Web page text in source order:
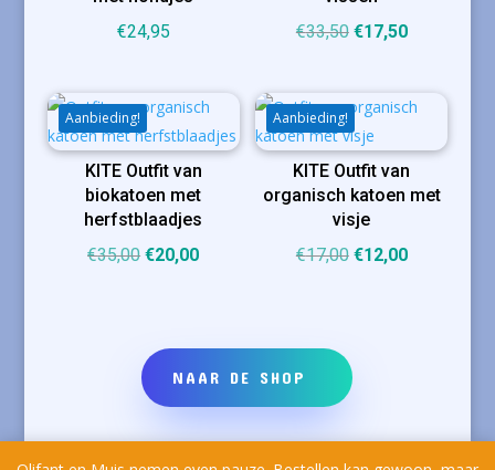
€24,95
€33,50 Oorspronkelijke
€33,50.
€17,50Huidige
€17,50.
Aanbieding!
KITE Outfit van
biokatoen met
herfstblaadjes
€35,00 Oorspronkelijke
€20,00Huidige
Aanbieding!
KITE Outfit van
organisch katoen met
visje
€17,00 Oorspronkelijke
€12,00Huidige
NAAR DE SHOP